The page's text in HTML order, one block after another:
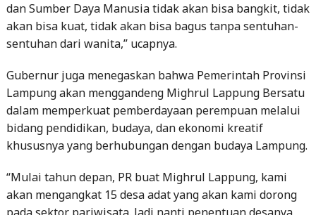
dan Sumber Daya Manusia tidak akan bisa bangkit, tidak
akan bisa kuat, tidak akan bisa bagus tanpa sentuhan-
sentuhan dari wanita,” ucapnya.
Gubernur juga menegaskan bahwa Pemerintah Provinsi
Lampung akan menggandeng Mighrul Lappung Bersatu
dalam memperkuat pemberdayaan perempuan melalui
bidang pendidikan, budaya, dan ekonomi kreatif
khususnya yang berhubungan dengan budaya Lampung.
“Mulai tahun depan, PR buat Mighrul Lappung, kami
akan mengangkat 15 desa adat yang akan kami dorong